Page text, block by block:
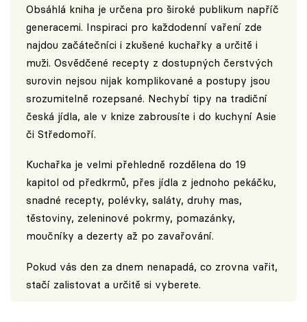
Obsáhlá kniha je určena pro široké publikum napříč
generacemi. Inspiraci pro každodenní vaření zde
najdou začátečníci i zkušené kuchařky a určitě i
muži. Osvědčené recepty z dostupných čerstvých
surovin nejsou nijak komplikované a postupy jsou
srozumitelně rozepsané. Nechybí tipy na tradiční
česká jídla, ale v knize zabrousíte i do kuchyní Asie
či Středomoří.
Kuchařka je velmi přehledně rozdělena do 19
kapitol od předkrmů, přes jídla z jednoho pekáčku,
snadné recepty, polévky, saláty, druhy mas,
těstoviny, zeleninové pokrmy, pomazánky,
moučníky a dezerty až po zavařování.
Pokud vás den za dnem nenapadá, co zrovna vařit,
stačí zalistovat a určitě si vyberete.